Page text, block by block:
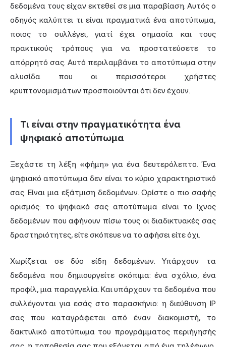
δεδομένα τους είχαν εκτεθεί σε μια παραβίαση. Αυτός ο
οδηγός καλύπτει τι είναι πραγματικά ένα αποτύπωμα,
ποιος το συλλέγει, γιατί έχει σημασία και τους
πρακτικούς τρόπους για να προστατεύσετε το
απόρρητό σας. Αυτό περιλαμβάνει το αποτύπωμα στην
αλυσίδα που οι περισσότεροι χρήστες
κρυπτονομισμάτων προσποιούνται ότι δεν έχουν.
Τι είναι στην πραγματικότητα ένα
ψηφιακό αποτύπωμα
Ξεχάστε τη λέξη «φήμη» για ένα δευτερόλεπτο. Ένα
ψηφιακό αποτύπωμα δεν είναι το κύριο χαρακτηριστικό
σας. Είναι μια εξάτμιση δεδομένων. Ορίστε ο πιο σαφής
ορισμός: το ψηφιακό σας αποτύπωμα είναι το ίχνος
δεδομένων που αφήνουν πίσω τους οι διαδικτυακές σας
δραστηριότητες, είτε σκόπευε να το αφήσει είτε όχι.
Χωρίζεται σε δύο είδη δεδομένων. Υπάρχουν τα
δεδομένα που δημιουργείτε σκόπιμα: ένα σχόλιο, ένα
προφίλ, μια παραγγελία. Και υπάρχουν τα δεδομένα που
συλλέγονται για εσάς στο παρασκήνιο: η διεύθυνση IP
σας που καταγράφεται από έναν διακομιστή, το
δακτυλικό αποτύπωμα του προγράμματος περιήγησής